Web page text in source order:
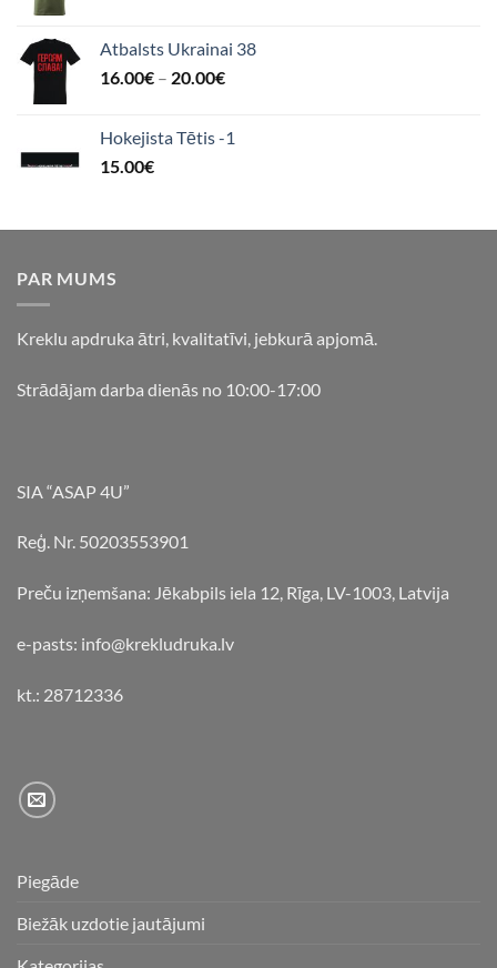
Atbalsts Ukrainai 38
16.00€ – 20.00€
Hokejista Tētis -1
15.00€
PAR MUMS
Kreklu apdruka ātri, kvalitatīvi, jebkurā apjomā.
Strādājam darba dienās no 10:00-17:00
SIA “ASAP 4U”
Reģ. Nr. 50203553901
Preču izņemšana: Jēkabpils iela 12, Rīga, LV-1003, Latvija
e-pasts: info@krekludruka.lv
kt.: 28712336
Piegāde
Biežāk uzdotie jautājumi